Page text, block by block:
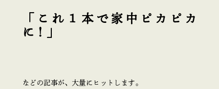
「これ１本で家中ピカピカ
に！」
などの記事が、大量にヒットします。